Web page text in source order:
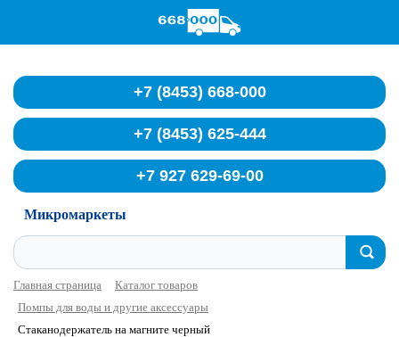
Служба доставки воды
+7 (8453) 668-000
+7 (8453) 625-444
+7 927 629-69-00
Микромаркеты
Главная страница
Каталог товаров
Помпы для воды и другие аксессуары
Стаканодержатель на магните черный